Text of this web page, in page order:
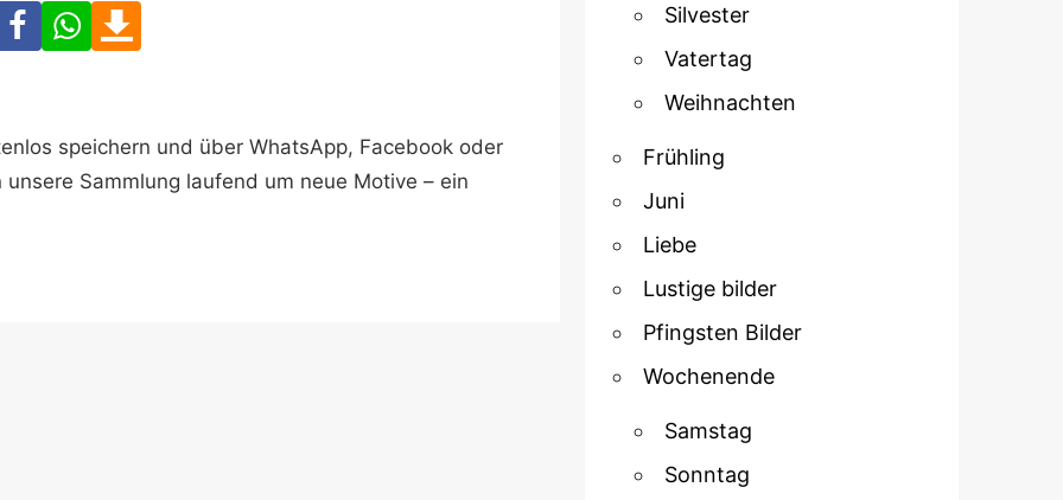
FacebookWhatsApp
speichern und über WhatsApp, Facebook oder
Sammlung laufend um neue Motive – ein
Silvester
Vatertag
Weihnachten
Frühling
Juni
Liebe
Lustige bilder
Pfingsten Bilder
Wochenende
Samstag
Sonntag